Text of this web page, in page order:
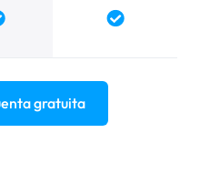
Yes
gratuita